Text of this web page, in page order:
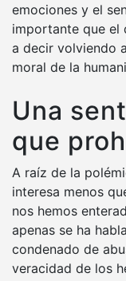
emociones y el
importante que el
a decir volviendo
moral de la
Una
que
A raíz de la
interesa menos
nos hemos
apenas se ha
condenado de
veracidad de los